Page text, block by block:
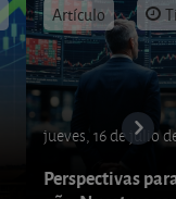
Artículo
jueves, 16 de julio
Perspectivas